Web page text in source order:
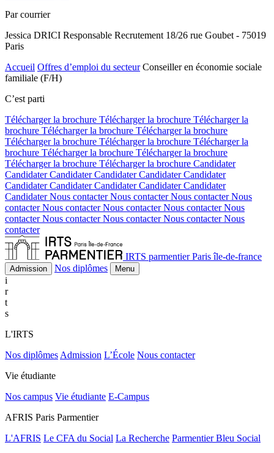
Par courrier
Jessica DRICI Responsable Recrutement 18/26 rue Goubet - 75019
Paris
Accueil Offres d’emploi du secteur Conseiller en économie sociale
familiale (F/H)
C’est parti
Télécharger la brochure Télécharger la brochure Télécharger la
brochure Télécharger la brochure Télécharger la brochure
Télécharger la brochure Télécharger la brochure Télécharger la
brochure Télécharger la brochure Télécharger la brochure
Télécharger la brochure Télécharger la brochure Candidater
CandidaterCandidaterCandidaterCandidaterCandidater
CandidaterCandidaterCandidaterCandidaterCandidater
CandidaterNous contacterNous contacterNous contacterNous
contacterNous contacterNous contacterNous contacterNous
contacterNous contacterNous contacterNous contacterNous
contacter
IRTS parmentier Paris île-de-france
Admission Nos diplômes Menu
i
r
t
s
L'IRTS
Nos diplômes Admission L’École Nous contacter
Vie étudiante
Nos campus Vie étudiante E-Campus
AFRIS Paris Parmentier
L'AFRIS Le CFA du Social La Recherche Parmentier Bleu Social